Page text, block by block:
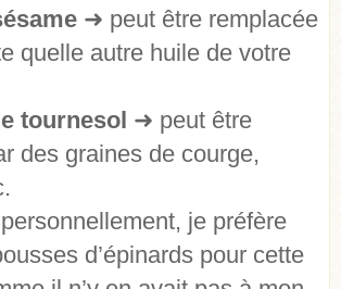
➜ peut être remplacée
quelle autre huile de votre
tournesol ➜ peut être
des graines de courge,
personnellement, je préfère
d’épinards pour cette